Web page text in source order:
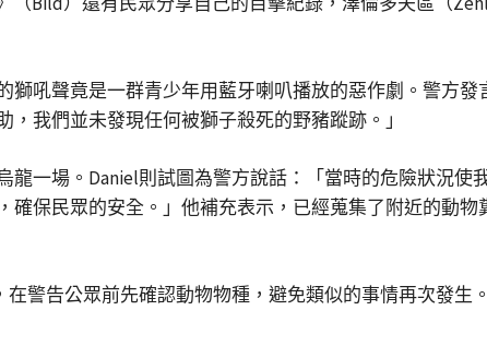
吼聲竟是一群青少年用藍牙喇叭播放的惡作劇。警方發
我們並未發現任何被獅子殺死的野豬蹤跡。」
一場。Daniel則試圖為警方說話：「當時的危險狀況使
保民眾的安全。」他補充表示，已經蒐集了附近的動
警告公眾前先確認動物物種，避免類似的事情再次發生